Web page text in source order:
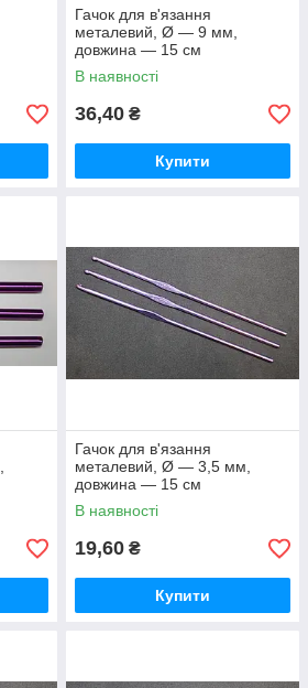
Гачок для в'язання
металевий, Ø — 9 мм,
довжина — 15 см
В наявності
36,40 ₴
Купити
Гачок для в'язання
металевий, Ø — 3,5 мм,
довжина — 15 см
В наявності
19,60 ₴
Купити